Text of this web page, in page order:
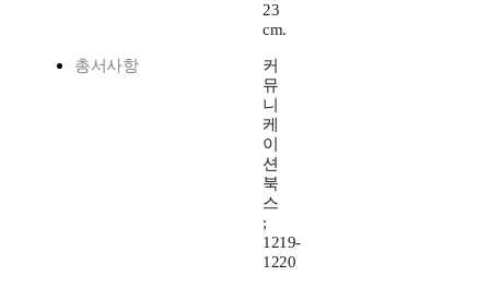
23
cm.
총서사항
커
뮤
니
케
이
션
북
스
;
1219-
1220